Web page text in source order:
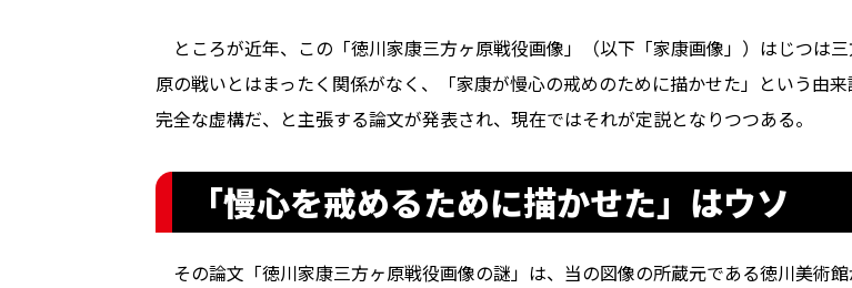
ところが近年、この「徳川家康三方ヶ原戦役画像」（以下「家康画像」）はじつは三
原の戦いとはまったく関係がなく、「家康が慢心の戒めのために描かせた」という由来
完全な虚構だ、と主張する論文が発表され、現在ではそれが定説となりつつある。
「慢心を戒めるために描かせた」はウソ
その論文「徳川家康三方ヶ原戦役画像の謎」は、当の図像の所蔵元である徳川美術